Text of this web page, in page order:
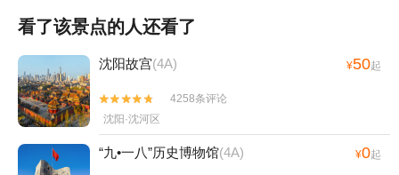
看了该景点的人还看了
沈阳故宫(4A) ¥50起


4258条评论
沈阳·沈河区
“九•一八”历史博物馆(4A) ¥0起